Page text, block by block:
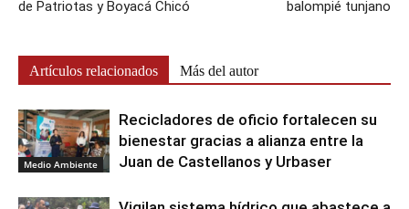
de Patriotas y Boyacá Chicó
balompié tunjano
Artículos relacionados Más del autor
Medio Ambiente
Recicladores de oficio fortalecen su
bienestar gracias a alianza entre la
Juan de Castellanos y Urbaser